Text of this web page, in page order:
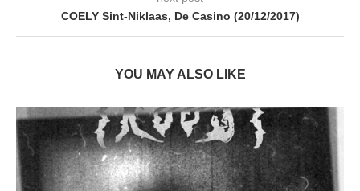
COELY Sint-Niklaas, De Casino (20/12/2017)
YOU MAY ALSO LIKE